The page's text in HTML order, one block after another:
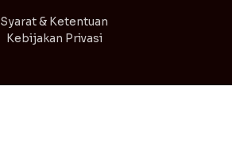
Syarat & Ketentuan
Kebijakan Privasi